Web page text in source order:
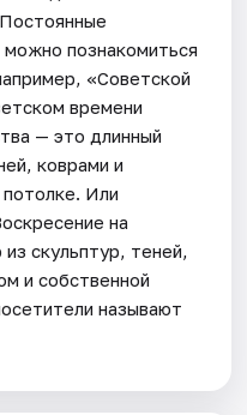
познакомиться
«Советской
времени
— это длинный
коврами и
потолке. Или
на
скульптур, теней,
и собственной
называют